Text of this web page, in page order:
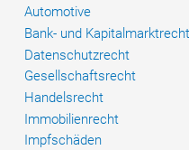
Automotive
Bank- und Kapitalmarktrecht
Datenschutzrecht
Gesellschaftsrecht
Handelsrecht
Immobilienrecht
Impfschäden